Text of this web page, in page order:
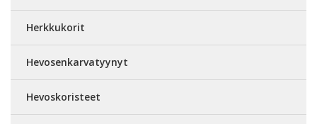
Herkkukorit
Hevosenkarvatyynyt
Hevoskoristeet